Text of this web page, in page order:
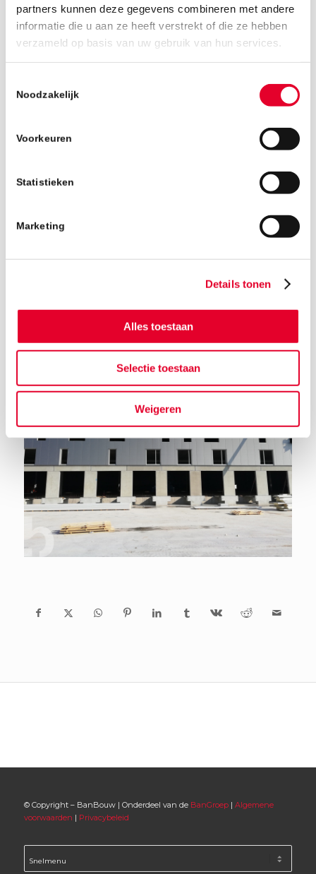
partners kunnen deze gegevens combineren met andere
informatie die u aan ze heeft verstrekt of die ze hebben
verzameld op basis van uw gebruik van hun services.
Noodzakelijk
Voorkeuren
Statistieken
Marketing
Details tonen
Alles toestaan
Selectie toestaan
Weigeren
9 april 2019
© Copyright – BanBouw | Onderdeel van de BanGroep| Algemene
voorwaarden | Privacybeleid